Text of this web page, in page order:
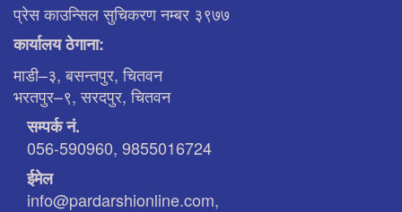
प्रेस काउन्सिल सुचिकरण नम्बर ३९७७
कार्यालय ठेगाना:
माडी–३, बसन्तपुर, चितवन
भरतपुर–९, सरदपुर, चितवन
सम्पर्क नं.
056-590960, 9855016724
ईमेल
info@pardarshionline.com,